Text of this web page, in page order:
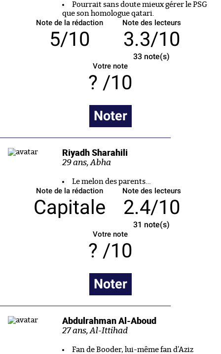
Pourrait sans doute mieux gérer le PSG
que son homologue qatari.
Note de la rédaction
5/10
Note des lecteurs
3.3/10
33 note(s)
Votre note
/10
Noter
Riyadh Sharahili
29 ans, Abha
Le melon des parents…
Note de la rédaction
Capitale
Note des lecteurs
2.4/10
31 note(s)
Votre note
/10
Noter
Abdulrahman Al-Aboud
27 ans, Al-Ittihad
Fan de Booder, lui-même fan d’Aziz